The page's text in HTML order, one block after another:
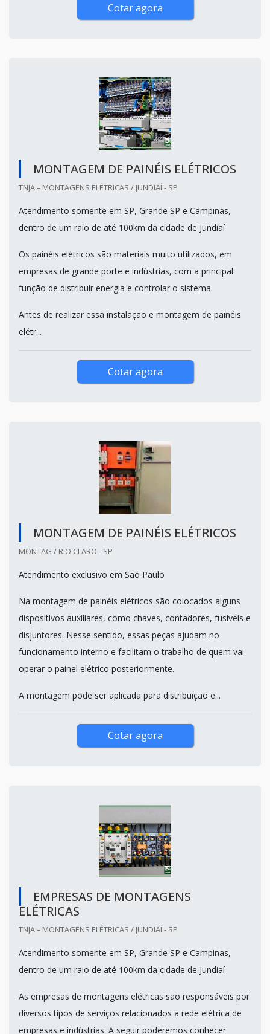
Cotar agora
MONTAGEM DE PAINÉIS ELÉTRICOS
TNJA – MONTAGENS ELÉTRICAS / JUNDIAÍ - SP
Atendimento somente em SP, Grande SP e Campinas,
dentro de um raio de até 100km da cidade de Jundiaí
Os painéis elétricos são materiais muito utilizados, em
empresas de grande porte e indústrias, com a principal
função de distribuir energia e controlar o sistema.
Antes de realizar essa instalação e montagem de painéis
elétr...
Cotar agora
MONTAGEM DE PAINÉIS ELÉTRICOS
MONTAG / RIO CLARO - SP
Atendimento exclusivo em São Paulo
Na montagem de painéis elétricos são colocados alguns
dispositivos auxiliares, como chaves, contadores, fusíveis e
disjuntores. Nesse sentido, essas peças ajudam no
funcionamento interno e facilitam o trabalho de quem vai
operar o painel elétrico posteriormente.
A montagem pode ser aplicada para distribuição e...
Cotar agora
EMPRESAS DE MONTAGENS
ELÉTRICAS
TNJA – MONTAGENS ELÉTRICAS / JUNDIAÍ - SP
Atendimento somente em SP, Grande SP e Campinas,
dentro de um raio de até 100km da cidade de Jundiaí
As empresas de montagens elétricas são responsáveis por
diversos tipos de serviços relacionados a rede elétrica de
empresas e indústrias. A seguir poderemos conhecer